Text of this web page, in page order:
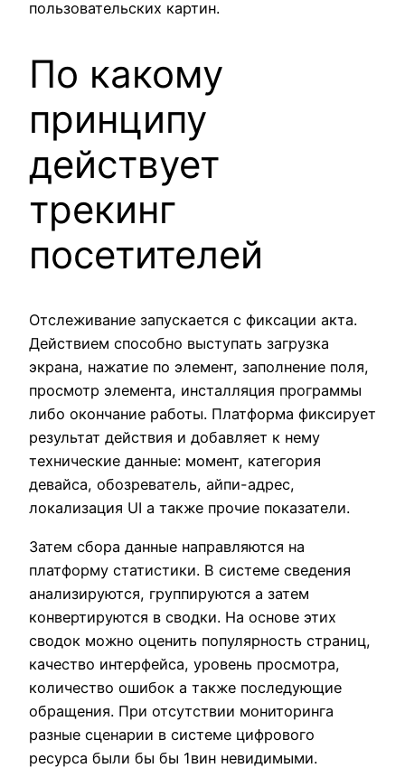
пользовательских картин.
По какому
принципу
действует
трекинг
посетителей
Отслеживание запускается с фиксации акта.
Действием способно выступать загрузка
экрана, нажатие по элемент, заполнение поля,
просмотр элемента, инсталляция программы
либо окончание работы. Платформа фиксирует
результат действия и добавляет к нему
технические данные: момент, категория
девайса, обозреватель, айпи-адрес,
локализация UI а также прочие показатели.
Затем сбора данные направляются на
платформу статистики. В системе сведения
анализируются, группируются а затем
конвертируются в сводки. На основе этих
сводок можно оценить популярность страниц,
качество интерфейса, уровень просмотра,
количество ошибок а также последующие
обращения. При отсутствии мониторинга
разные сценарии в системе цифрового
ресурса были бы бы 1вин невидимыми.